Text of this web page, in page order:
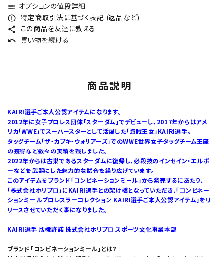
toc オプションの値段詳細
error_outline 特定商取引法に基づく表記 (返品など)
share この商品を友達に教える
undo 買い物を続ける
商品説明
KAIRI選手ご本人公認アイテムになります。
2012年に女子プロレス団体「スターダム」でデビューし、2017年からはアメ
リカ「WWE」でスーパースターとして活躍した「海賊王女」KAIRI選手。
タッグチーム「ザ・カブキ・ウォリアーズ」でのWWE世界女子タッグチーム王座
の獲得など数々の実績を残しました。
2022年からは古巣であるスターダムに復帰し、必殺技のインセイン・エルボ
ーなどを武器にした魅力的な試合を繰り広げています。
このアイテムをブランド「コンビネーションミール」から発売するにあたり、
「株式会社ホリプロ」にKAIRI選手との架け橋となっていただき、「コンビネー
ションミールプロレスラーコレクション KAIRI選手ご本人公認アイテム」をリ
リースさせていただく事になりました。
KAIRI選手 版権許諾 株式会社ホリプロ スポーツ文化事業本部
ブランド「コンビネーションミール」とは？